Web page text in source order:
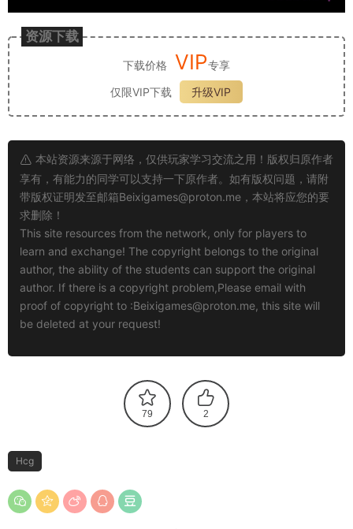
资源下载
下载价格 VIP专享
仅限VIP下载
升级VIP
本站资源来源于网络，仅供玩家学习交流之用！版权归原作者
享有，有能力的同学可以支持一下原作者。如有版权问题，请附
带版权证明发至邮箱Beixigames@proton.me ，本站将应您的要
求删除！
This site resources from the network, only for players to
learn and exchange! The copyright belongs to the original
author, the ability of the students can support the original
author. If there is a copyright problem,Please email with
proof of copyright to :Beixigames@proton.me, this site will
be deleted at your request!
79 2
Hcg